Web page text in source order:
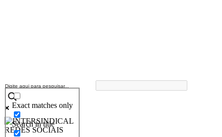
Exact matches only
Search in title